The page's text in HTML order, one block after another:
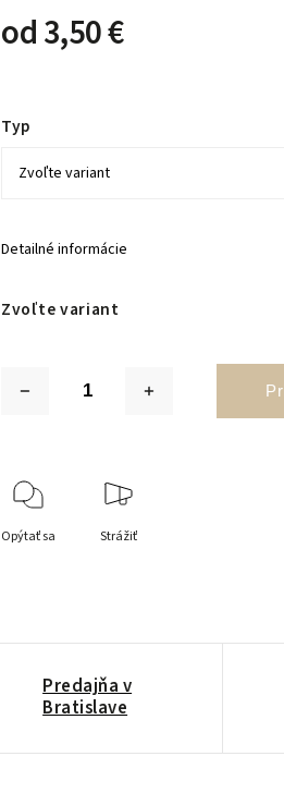
od3,50 €
Zvoľte variant
Typ
Detailné informácie
Opýtať sa Strážiť
Predajňa v
Bratislave